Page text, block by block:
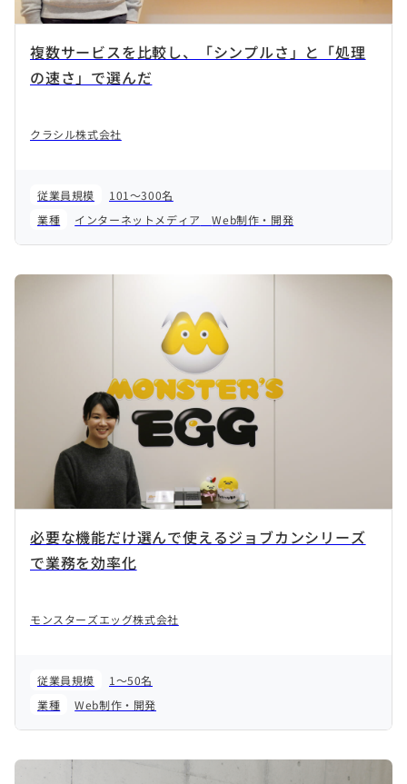
複数サービスを比較し、「シンプルさ」と「処理
の速さ」で選んだ
クラシル株式会社
従業員規模
101～300名
業種
インターネットメディア Web制作・開発
必要な機能だけ選んで使えるジョブカンシリーズ
で業務を効率化
モンスターズエッグ株式会社
従業員規模
1～50名
業種
Web制作・開発